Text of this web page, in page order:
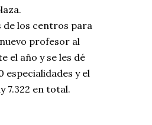
de los centros para
profesor al
el año y se les dé
especialidades y el
7.322 en total.